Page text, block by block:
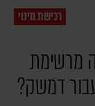
רכישת מינוי
מרשימת
דמשק?